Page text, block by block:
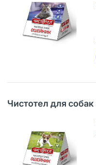
Чистотел для собак